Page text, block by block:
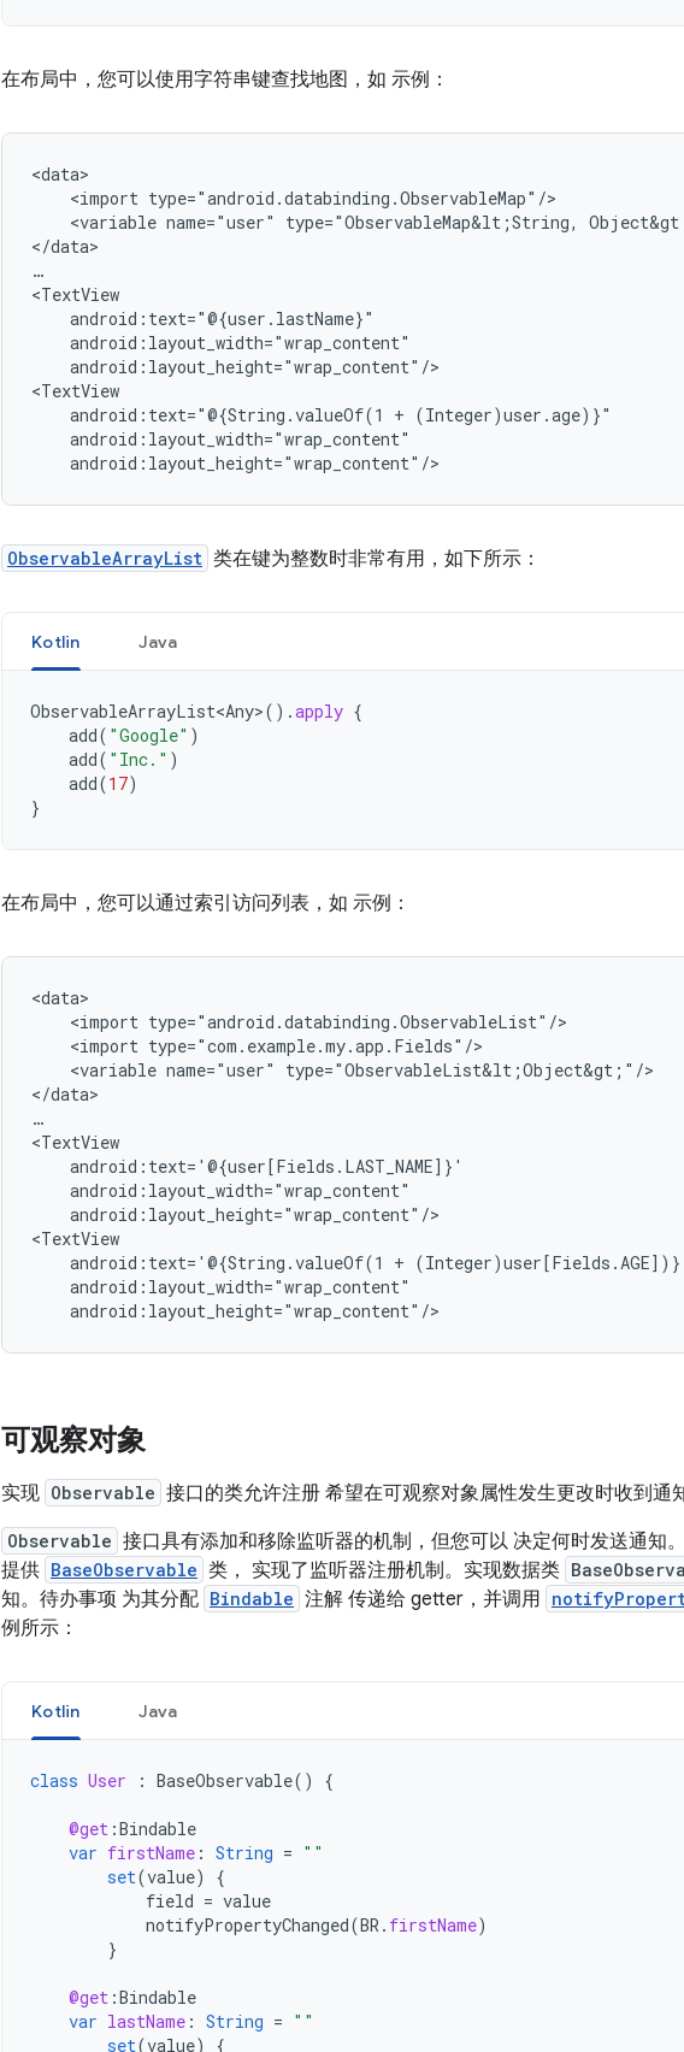
在布局中，您可以使用字符串键查找地图，如 示例：
<import
<variable name="user" type="ObservableMap&lt;String,
</data>
…
android:layout_height="wrap_content"/>
android:text="@{String.valueOf(1
+
ObservableArrayList 类在键为整数时非常有用，如下所示：
Kotlin Java
ObservableArrayList<Any>().apply {
add( "Google" )
add( "Inc." )
add(17)
}
在布局中，您可以通过索引访问列表，如 示例：
<import
<import
<variable name="user"
type="ObservableList&lt;Object&gt;"/>
</data>
…
android:layout_height="wrap_content"/>
android:text='@{String.valueOf(1
+
可观察对象
实现 Observable 接口的类允许注册 希望在可观察对象属性发生更改时收到通
Observable 接口具有添加和移除监听器的机制，但您可以 决定何时发送通知
提供 BaseObservable 类， 实现了监听器注册机制。实现数据类
知。待办事项 为其分配 Bindable 注解 传递给 getter，并调用
例所示：
Kotlin Java
class User : BaseObservable() {
@get :Bindable
var firstName : String = ""
set(value)
{
field = value
notifyPropertyChanged(BR . firstName)
}
@get :Bindable
var lastName : String = ""
set(value) {